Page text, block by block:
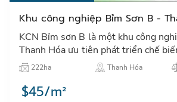
Khu công nghiệp Bỉm Sơn B -
KCN Bỉm sơn B là một khu công
Thanh Hóa ưu tiên phát triển chế
một trong các ngành thu hút đầu tư
tỉnh Thanh H…
222ha Thanh Hóa
$45/m²